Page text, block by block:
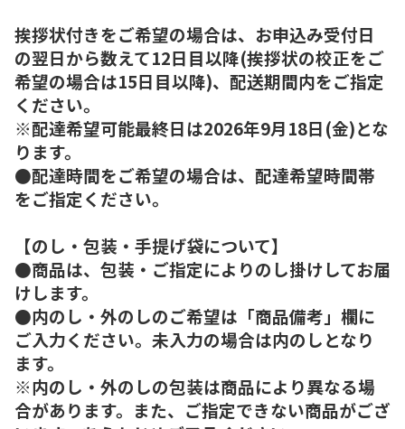
挨拶状付きをご希望の場合は、お申込み受付日
の翌日から数えて12日目以降(挨拶状の校正をご
希望の場合は15日目以降)、配送期間内をご指定
ください。
※配達希望可能最終日は2026年9月18日(金)とな
ります。
●配達時間をご希望の場合は、配達希望時間帯
をご指定ください。
【のし・包装・手提げ袋について】
●商品は、包装・ご指定によりのし掛けしてお届
けします。
●内のし・外のしのご希望は「商品備考」欄に
ご入力ください。未入力の場合は内のしとなり
ます。
※内のし・外のしの包装は商品により異なる場
合があります。また、ご指定できない商品がござ